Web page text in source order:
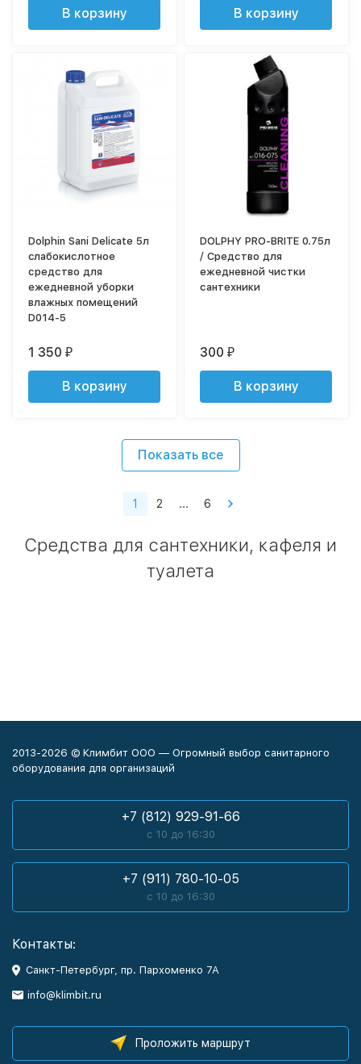
В корзину В корзину
Dolphin Sani Delicate 5л
cлабокислотное
средство для
ежедневной уборки
влажных помещений
D014-5
1 350₽
В корзину
DOLPHY PRO-BRITE 0.75л
/ Средство для
ежедневной чистки
сантехники
300₽
В корзину
Показать все
1 2 ... 6
Средства для сантехники, кафеля и
туалета
2013-2026 © Климбит ООО — Огромный выбор санитарного
оборудования для организаций
+7 (812) 929-91-66
с 10 до 16:30
+7 (911) 780-10-05
с 10 до 16:30
Контакты:
Санкт-Петербург, пр. Пархоменко 7А
info@klimbit.ru
Проложить маршрут